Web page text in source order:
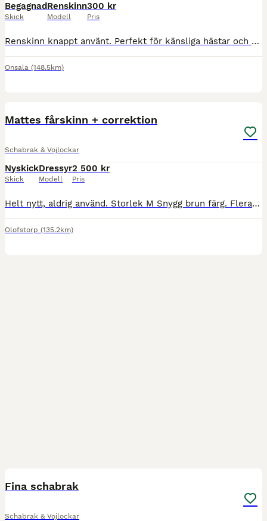
Begagnad
Skick
Renskinn
Modell
300 kr
Pris
Renskinn knappt använt. Perfekt för känsliga hästar och för att motverka skav. Om det ska skickas ska köparen stå för frakt.
Onsala (148.5km)
Mattes fårskinn + correktion
Schabrak & Vojlockar
Nyskick
Skick
Dressyr
Modell
2 500 kr
Pris
Helt nytt, aldrig använd. Storlek M Snygg brun färg. Flera inlägg och tvättmedel medföljer. Nypris 3300 kr. Säljes nu för 2500 kr.
Olofstorp (135.2km)
Fina schabrak
Schabrak & Vojlockar